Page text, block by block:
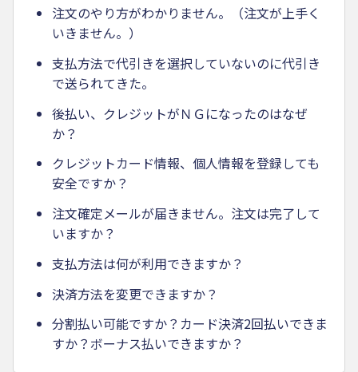
注文のやり方がわかりません。（注文が上手く
いきません。）
支払方法で代引きを選択していないのに代引き
で送られてきた。
後払い、クレジットがＮＧになったのはなぜ
か？
クレジットカード情報、個人情報を登録しても
安全ですか？
注文確定メールが届きません。注文は完了して
いますか？
支払方法は何が利用できますか？
決済方法を変更できますか？
分割払い可能ですか？カード決済2回払いできま
すか？ボーナス払いできますか？